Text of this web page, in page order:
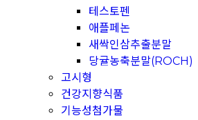
테스토펜
애플페논
새싹인삼추출분말
당귤농축분말(ROCH)
고시형
건강지향식품
기능성첨가물